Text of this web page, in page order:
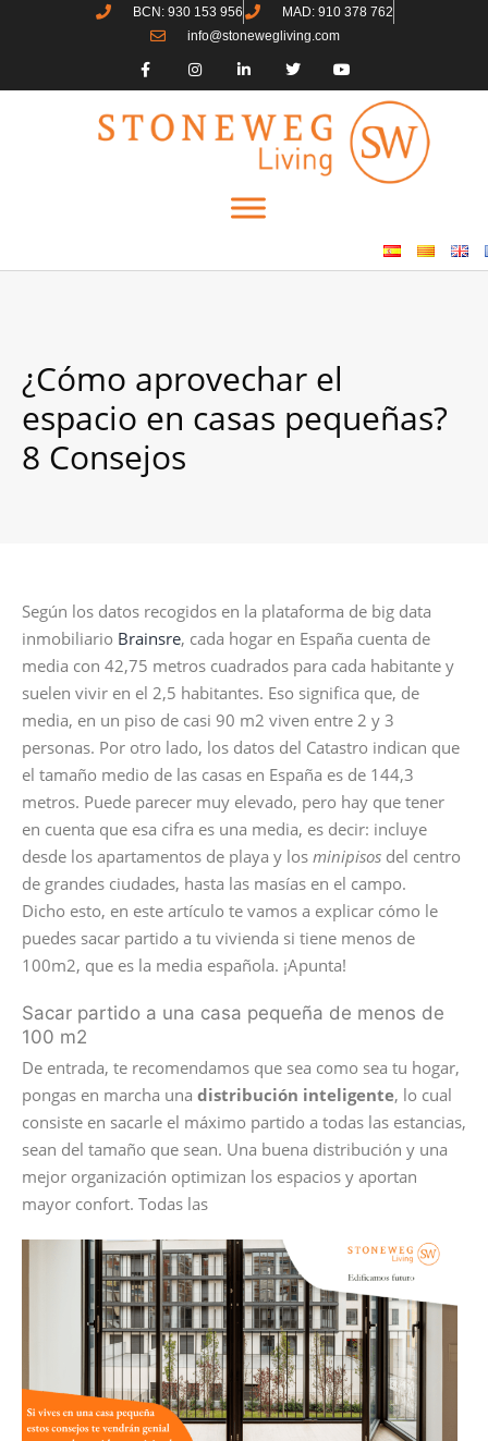
BCN: 930 153 956
MAD: 910 378 762
info@stonewegliving.com
¿Cómo aprovechar el
espacio en casas pequeñas?
8 Consejos
Según los datos recogidos en la plataforma de big data
inmobiliario Brainsre, cada hogar en España cuenta de
media con 42,75 metros cuadrados para cada habitante y
suelen vivir en el 2,5 habitantes. Eso significa que, de
media, en un piso de casi 90 m2 viven entre 2 y 3
personas. Por otro lado, los datos del Catastro indican que
el tamaño medio de las casas en España es de 144,3
metros. Puede parecer muy elevado, pero hay que tener
en cuenta que esa cifra es una media, es decir: incluye
desde los apartamentos de playa y los minipisos del centro
de grandes ciudades, hasta las masías en el campo.
Dicho esto, en este artículo te vamos a explicar cómo le
puedes sacar partido a tu vivienda si tiene menos de
100m2, que es la media española. ¡Apunta!
Sacar partido a una casa pequeña de menos de
100 m2
De entrada, te recomendamos que sea como sea tu hogar,
pongas en marcha una distribución inteligente, lo cual
consiste en sacarle el máximo partido a todas las estancias,
sean del tamaño que sean. Una buena distribución y una
mejor organización optimizan los espacios y aportan
mayor confort. Todas las